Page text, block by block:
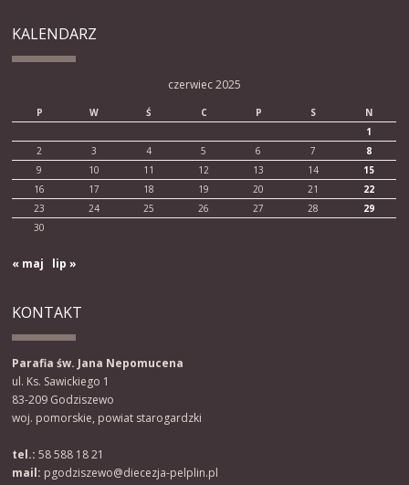
KALENDARZ
czerwiec 2025
P W Ś C P S
N
1
2
3 4 5 6 7
8
9
10 11 12 13 14
15
16
17 18 19 20 21
22
23
24 25 26 27 28
29
30
« maj lip »
KONTAKT
Parafia św. Jana Nepomucena
ul. Ks. Sawickiego 1
83-209 Godziszewo
woj. pomorskie, powiat starogardzki
tel.: 58 588 18 21
mail: pgodziszewo@diecezja-pelplin.pl